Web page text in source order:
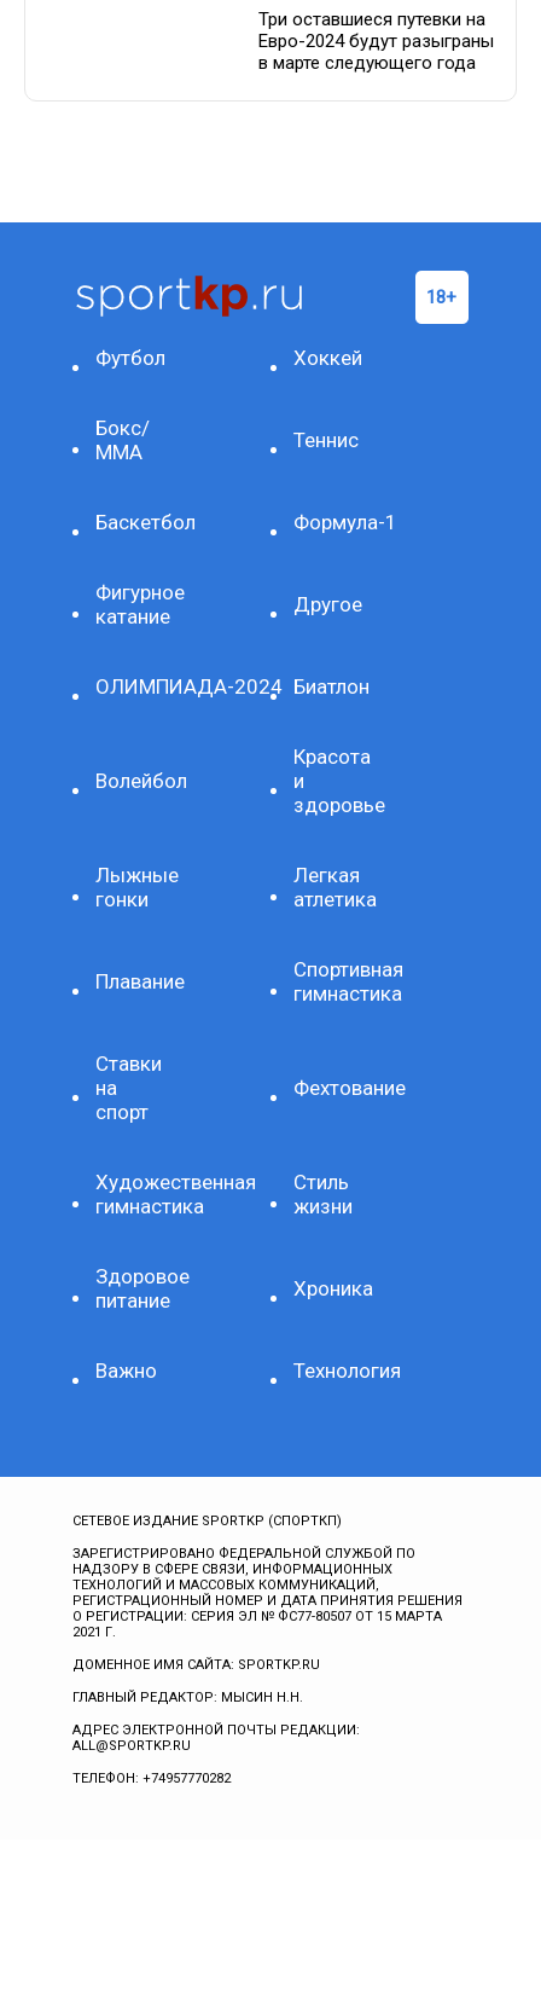
Три оставшиеся путевки на
Евро-2024 будут разыграны
в марте следующего года
Футбол Хоккей
Бокс/
ММА
Теннис
Баскетбол Формула-1
Фигурное
катание
Другое
ОЛИМПИАДА-2024 Биатлон
Волейбол
Красота
и
здоровье
Лыжные
гонки
Легкая
атлетика
Плавание
Спортивная
гимнастика
Ставки
на
спорт
Фехтование
Художественная
гимнастика
Стиль
жизни
Здоровое
питание
Хроника
Важно Технология
СЕТЕВОЕ ИЗДАНИЕ SPORTKP (СПОРТКП)
ЗАРЕГИСТРИРОВАНО ФЕДЕРАЛЬНОЙ СЛУЖБОЙ ПО
НАДЗОРУ В СФЕРЕ СВЯЗИ, ИНФОРМАЦИОННЫХ
ТЕХНОЛОГИЙ И МАССОВЫХ КОММУНИКАЦИЙ,
РЕГИСТРАЦИОННЫЙ НОМЕР И ДАТА ПРИНЯТИЯ РЕШЕНИЯ
О РЕГИСТРАЦИИ: СЕРИЯ ЭЛ № ФС77-80507 ОТ 15 МАРТА
2021 Г.
ДОМЕННОЕ ИМЯ САЙТА: SPORTKP.RU
ГЛАВНЫЙ РЕДАКТОР: МЫСИН Н.Н.
АДРЕС ЭЛЕКТРОННОЙ ПОЧТЫ РЕДАКЦИИ:
ALL@SPORTKP.RU
ТЕЛЕФОН: +74957770282